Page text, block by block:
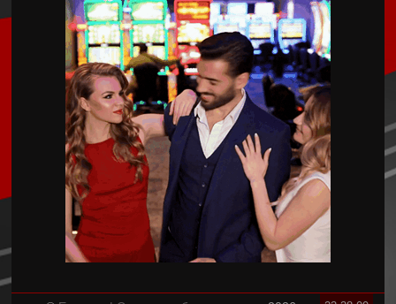
Челзи убедливо го надигра Милан во
Австралија
Кенан Јилдиз на листата на желби на
Арсенал
Фисник Аслани не ги мина лекарските
прегледи во РБ Лајпциг
Интер подобар од Јуве во тест меч во Перт
Александра Марковска